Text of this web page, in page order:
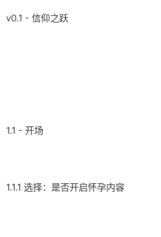
v0.1 - 信仰之跃
1.1 - 开场
1.1.1 选择：是否开启怀孕内容